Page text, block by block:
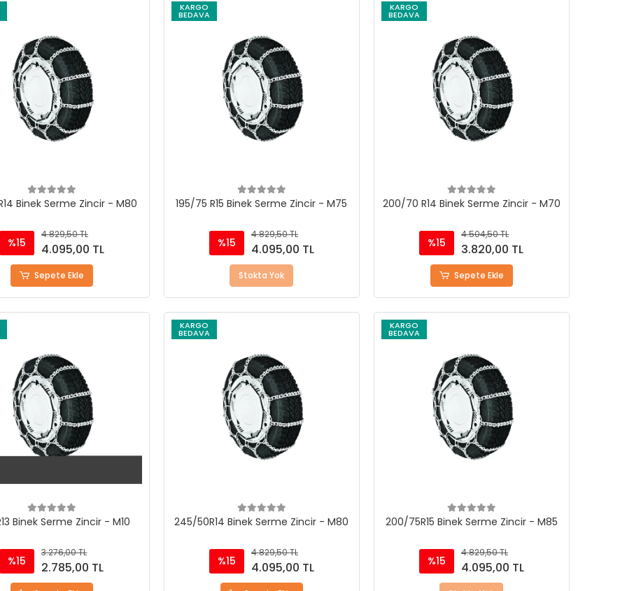
Binek Serme Zincir - M80
%15
4.829,50 TL
4.095,00 TL
Sepete Ekle
KARGO
BEDAVA
195/75 R15 Binek Serme Zincir - M75
%15
4.829,50 TL
4.095,00 TL
Stokta Yok
KARGO
BEDAVA
200/70 R14 Binek Serme Zincir - M70
%15
4.504,50 TL
3.820,00 TL
Sepete Ekle
Binek Serme Zincir - M10
%15
3.276,00 TL
2.785,00 TL
KARGO
BEDAVA
245/50R14 Binek Serme Zincir - M80
%15
4.829,50 TL
4.095,00 TL
KARGO
BEDAVA
200/75R15 Binek Serme Zincir - M85
%15
4.829,50 TL
4.095,00 TL